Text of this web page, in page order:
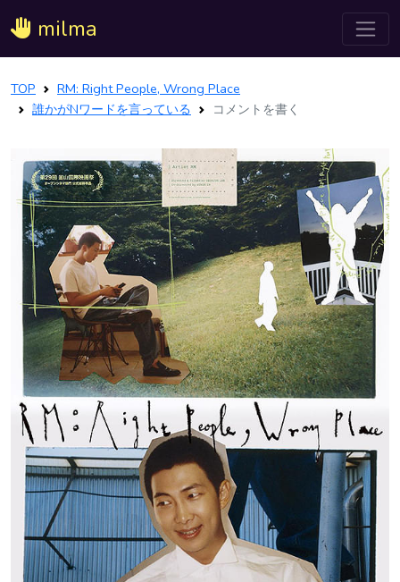
milma
TOP
RM: Right People, Wrong Place
誰かがNワードを言っている
コメントを書く